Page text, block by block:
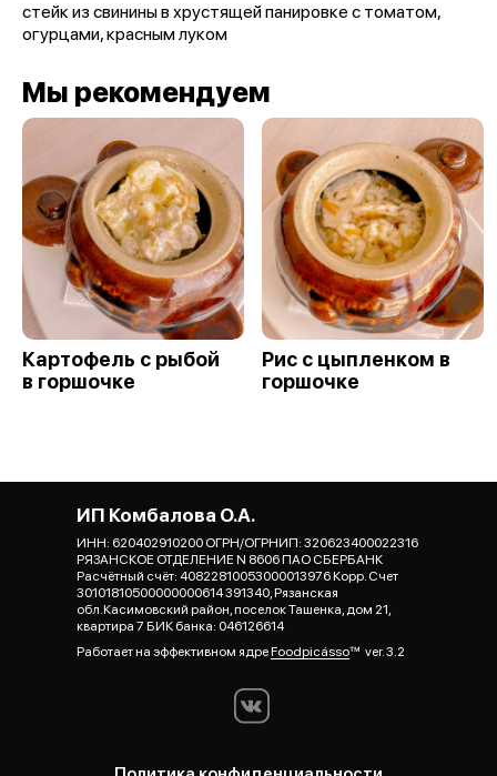
стейк из свинины в хрустящей панировке с томатом,
огурцами, красным луком
Мы рекомендуем
Картофель с рыбой
в горшочке
Рис с цыпленком в
горшочке
ИП Комбалова О.А.
ИНН: 620402910200 ОГРН/ОГРНИП: 320623400022316
РЯЗАНСКОЕ ОТДЕЛЕНИЕ N 8606 ПАО СБЕРБАНК
Расчётный счёт: 40822810053000013976 Корр. Счет
30101810500000000614 391340, Рязанская
обл.Касимовский район, поселок Ташенка, дом 21,
квартира 7 БИК банка: 046126614
Работает на эффективном ядреFoodpicássover. 3.2